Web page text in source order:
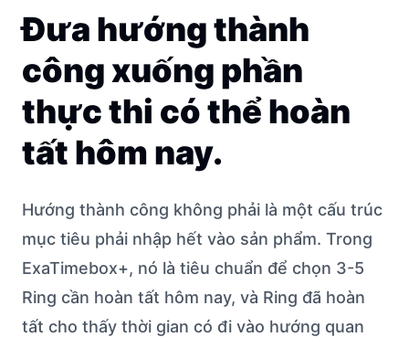
Đưa hướng thành
công xuống phần
thực thi có thể hoàn
tất hôm nay.
Hướng thành công không phải là một cấu trúc
mục tiêu phải nhập hết vào sản phẩm. Trong
ExaTimebox+, nó là tiêu chuẩn để chọn 3-5
Ring cần hoàn tất hôm nay, và Ring đã hoàn
tất cho thấy thời gian có đi vào hướng quan